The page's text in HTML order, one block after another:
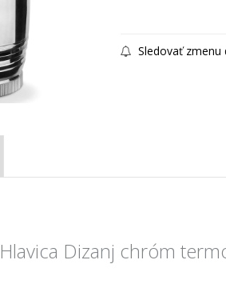
Sledovať zmenu
Hlavica Dizanj chróm